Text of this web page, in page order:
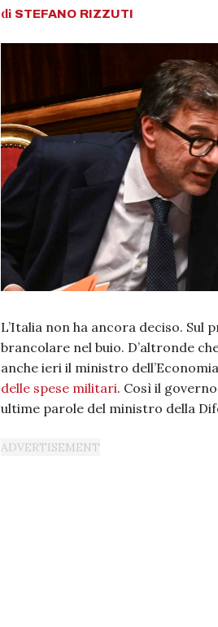
di STEFANO RIZZUTI
L’Italia non ha ancora deciso. Sul
brancolare nel buio. D’altronde
anche ieri il ministro
delle spese militari. Così il
ultime parole del ministro della